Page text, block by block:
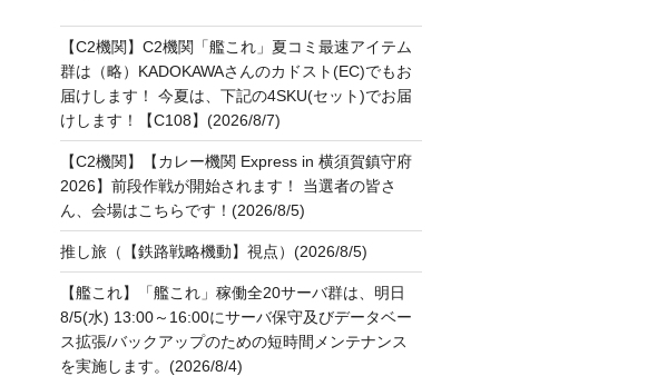
【C2機関】C2機関「艦これ」夏コミ最速アイテム
群は（略）KADOKAWAさんのカドスト(EC)でもお
届けします！ 今夏は、下記の4SKU(セット)でお届
けします！【C108】(2026/8/7)
【C2機関】【カレー機関 Express in 横須賀鎮守府
2026】前段作戦が開始されます！ 当選者の皆さ
ん、会場はこちらです！(2026/8/5)
推し旅（【鉄路戦略機動】視点）(2026/8/5)
【艦これ】「艦これ」稼働全20サーバ群は、明日
8/5(水) 13:00～16:00にサーバ保守及びデータベー
ス拡張/バックアップのための短時間メンテナンス
を実施します。(2026/8/4)